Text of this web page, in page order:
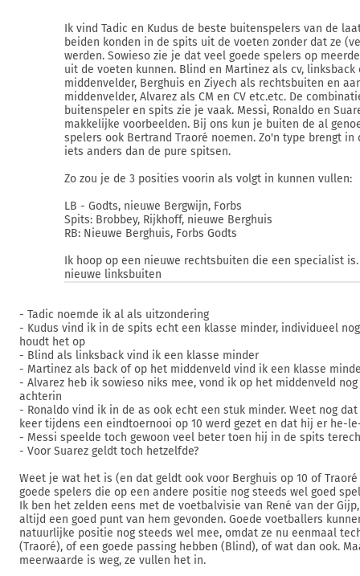
Ik vind Tadic en Kudus de beste buitenspelers van de
beiden konden in de spits uit de voeten zonder dat ze
werden. Sowieso zie je dat veel goede spelers op
uit de voeten kunnen. Blind en Martinez als cv, linksback
middenvelder, Berghuis en Ziyech als rechtsbuiten en
middenvelder, Alvarez als CM en CV etc.etc. De
buitenspeler en spits zie je vaak. Messi, Ronaldo en
makkelijke voorbeelden. Bij ons kun je buiten de al
spelers ook Bertrand Traoré noemen. Zo'n type brengt in
iets anders dan de pure spitsen.
Zo zou je de 3 posities voorin als volgt in kunnen vullen:
LB - Godts, nieuwe Bergwijn, Forbs
Spits: Brobbey, Rijkhoff, nieuwe Berghuis
RB: Nieuwe Berghuis, Forbs Godts
Ik hoop op een nieuwe rechtsbuiten die een specialist is.
nieuwe linksbuiten
- Tadic noemde ik al als uitzondering
- Kudus vind ik in de spits echt een klasse minder, individueel
houdt het op
- Blind als linksback vind ik een klasse minder
- Martinez als back of op het middenveld vind ik een klasse
- Alvarez heb ik sowieso niks mee, vond ik op het middenveld
achterin
- Ronaldo vind ik in de as ook echt een stuk minder. Weet nog
keer tijdens een eindtoernooi op 10 werd gezet en dat hij er he-
- Messi speelde toch gewoon veel beter toen hij in de spits
- Voor Suarez geldt toch hetzelfde?
Weet je wat het is (en dat geldt ook voor Berghuis op 10 of
goede spelers die op een andere positie nog steeds wel goed
Ik ben het zelden eens met de voetbalvisie van René van der
altijd een goed punt van hem gevonden. Goede voetballers
natuurlijke positie nog steeds wel mee, omdat ze nu eenmaal
(Traoré), of een goede passing hebben (Blind), of wat dan ook.
meerwaarde is weg, ze vullen het in.